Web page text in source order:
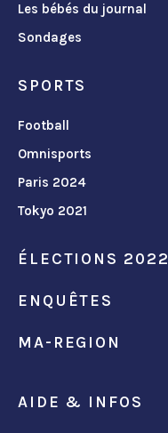
Les bébés du journal
Sondages
SPORTS
Football
Omnisports
Paris 2024
Tokyo 2021
ÉLECTIONS 2022
ENQUÊTES
MA-REGION
AIDE & INFOS